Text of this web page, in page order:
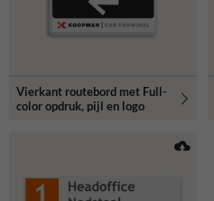
Vierkant routebord met Full-
color opdruk, pijl en logo